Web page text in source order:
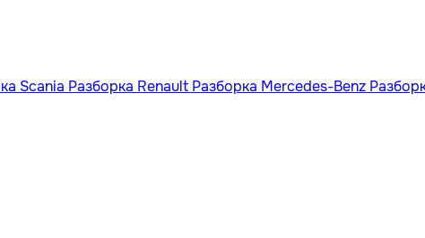
Scania Разборка Renault Разборка Mercedes-Benz